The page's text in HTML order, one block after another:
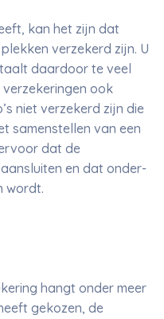
kan het zijn dat
verzekerd zijn. U
daardoor te veel
verzekeringen ook
niet verzekerd zijn die
samenstellen van een
dat de
en dat onder-
wordt.
hangt onder meer
gekozen, de